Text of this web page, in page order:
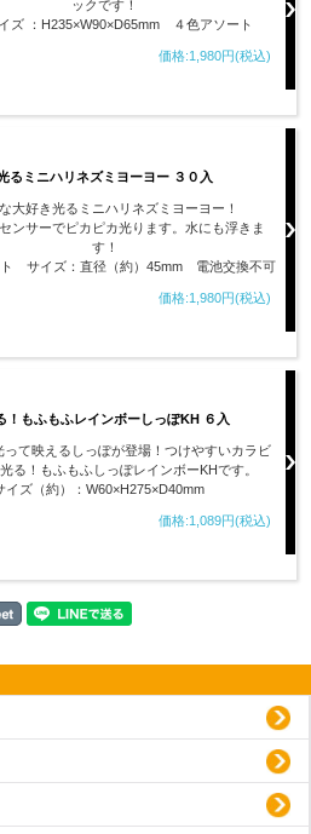
ックです！
ズ ：H235×W90×D65mm ４色アソート
価格:1,980円(税込)
るミニハリネズミヨーヨー ３０入
大好き光るミニハリネズミヨーヨー！
ンサーでピカピカ光ります。水にも浮きま
す！
ト サイズ：直径（約）45mm 電池交換不可
価格:1,980円(税込)
！もふもふレインボーしっぽKH ６入
って映えるしっぽが登場！つけやすいカラビ
る！もふもふしっぽレインボーKHです。
イズ（約）：W60×H275×D40mm
価格:1,089円(税込)